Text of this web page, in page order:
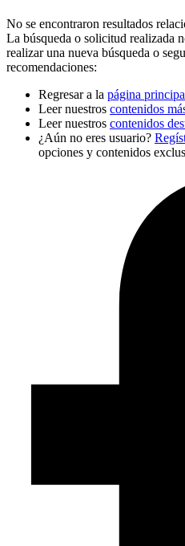
No se encontraron resultados
La búsqueda o solicitud realizada
realizar una nueva búsqueda o
recomendaciones:
Regresar a la página
Leer nuestros contenidos
Leer nuestros contenidos
¿Aún no eres usuario?
opciones y contenidos